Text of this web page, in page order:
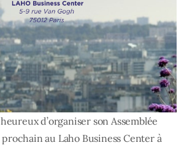
d’organiser son Assemblée
au Laho Business Center à